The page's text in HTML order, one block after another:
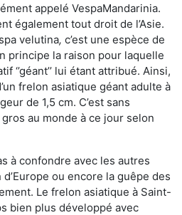
appelé VespaMandarinia.
également tout droit de l’Asie.
velutina, c’est une espèce de
principe la raison pour laquelle
‘’géant’’ lui étant attribué. Ainsi,
frelon asiatique géant adulte à
de 1,5 cm. C’est sans
au monde à ce jour selon
à confondre avec les autres
ou encore la guêpe des
Le frelon asiatique à Saint-
bien plus développé avec